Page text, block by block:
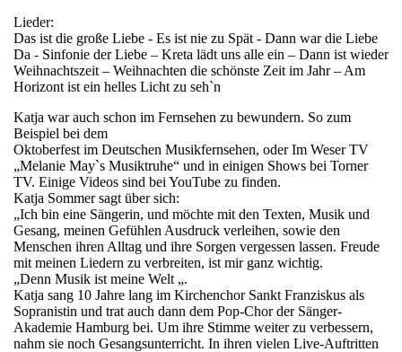
Lieder:
Das ist die große Liebe - Es ist nie zu Spät - Dann war die Liebe
Da - Sinfonie der Liebe – Kreta lädt uns alle ein – Dann ist wieder
Weihnachtszeit – Weihnachten die schönste Zeit im Jahr – Am
Horizont ist ein helles Licht zu seh`n
Katja war auch schon im Fernsehen zu bewundern. So zum
Beispiel bei dem
Oktoberfest im Deutschen Musikfernsehen, oder Im Weser TV
„Melanie May`s Musiktruhe“ und in einigen Shows bei Torner
TV. Einige Videos sind bei YouTube zu finden.
Katja Sommer sagt über sich:
„Ich bin eine Sängerin, und möchte mit den Texten, Musik und
Gesang, meinen Gefühlen Ausdruck verleihen, sowie den
Menschen ihren Alltag und ihre Sorgen vergessen lassen. Freude
mit meinen Liedern zu verbreiten, ist mir ganz wichtig.
„Denn Musik ist meine Welt „.
Katja sang 10 Jahre lang im Kirchenchor Sankt Franziskus als
Sopranistin und trat auch dann dem Pop-Chor der Sänger-
Akademie Hamburg bei. Um ihre Stimme weiter zu verbessern,
nahm sie noch Gesangsunterricht. In ihren vielen Live-Auftritten